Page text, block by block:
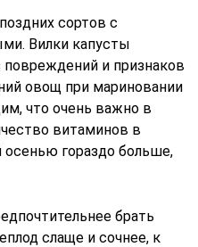
сортов с
Вилки капусты
и признаков
овощ при мариновании
что очень важно в
витаминов в
осенью гораздо больше,
брать
слаще и сочнее, к